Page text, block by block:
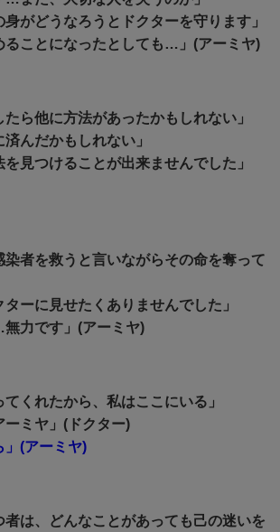
がどうなろうとドクターを守ります」
ることになったとしても…」(アーミヤ)
たら他に方法があったかもしれない」
んだかもしれない」
を見つけることが出来ませんでした」
染者を救うと言いながらその命を奪って
ターに見せたくありませんでした」
無力です」(アーミヤ)
てくれたから、私はここにいる」
ーミヤ」(ドクター)
」(アーミヤ)
者は、どんなことがあっても己の迷いを